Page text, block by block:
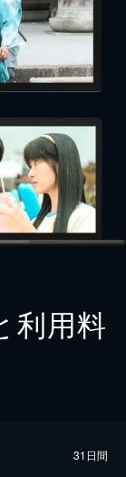
利用料
31日間